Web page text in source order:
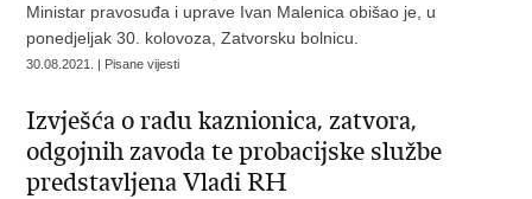
Ministar pravosuđa i uprave Ivan Malenica obišao je, u
ponedjeljak 30. kolovoza, Zatvorsku bolnicu.
30.08.2021. | Pisane vijesti
Izvješća o radu kaznionica, zatvora,
odgojnih zavoda te probacijske službe
predstavljena Vladi RH